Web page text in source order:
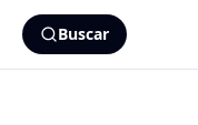
Buscar